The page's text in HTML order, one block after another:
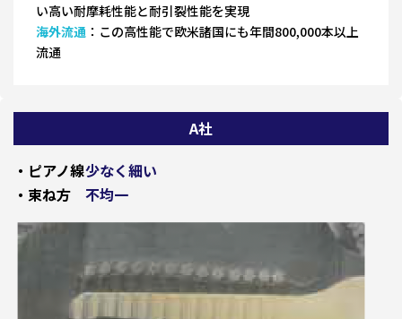
い高い耐摩耗性能と耐引裂性能を実現
海外流通 ：この高性能で欧米諸国にも年間800,000本以上
流通
A社
・ピアノ線少なく細い
・束ね方
不均一